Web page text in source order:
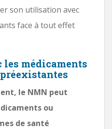
son utilisation avec
face à tout effet
médicaments
le NMN peut
ou
de santé